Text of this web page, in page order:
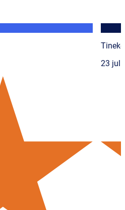
23 juli